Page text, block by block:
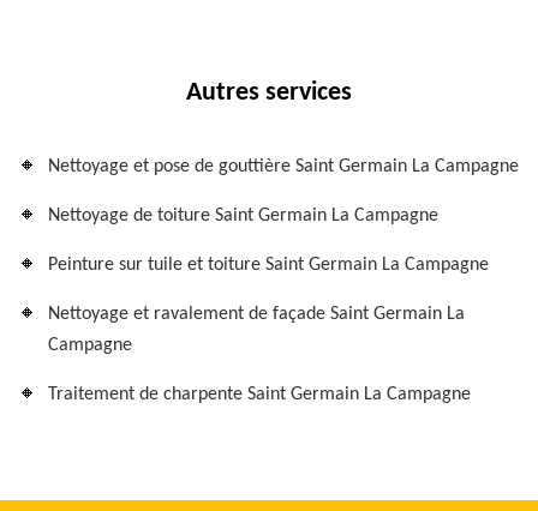
Autres services
Nettoyage et pose de gouttière Saint Germain La Campagne
Nettoyage de toiture Saint Germain La Campagne
Peinture sur tuile et toiture Saint Germain La Campagne
Nettoyage et ravalement de façade Saint Germain La
Campagne
Traitement de charpente Saint Germain La Campagne